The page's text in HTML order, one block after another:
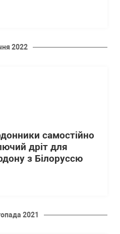
2022
самостійно
дріт для
з Білоруссю
2021